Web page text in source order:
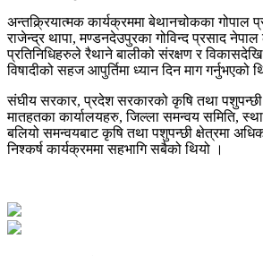
अन्तक्र्रियात्मक कार्यक्रममा बेथानचोकका गोपाल
राजेन्द्र थापा, मण्डनदेउपुरका गोविन्द प्रसाद
प्रतिनिधिहरुले रैथाने बालीको संरक्षण र विकासदेखि
विषादीको सहज आपुर्तिमा ध्यान दिन माग गर्नुभएको
संघीय सरकार, प्रदेश सरकारको कृषि तथा
मातहतका कार्यालयहरु, जिल्ला समन्वय समिति,
बलियो समन्वयबाट कृषि तथा पशुपन्छी क्षेत्रमा
निश्कर्ष कार्यक्रममा सहभागि सबैको थियो ।